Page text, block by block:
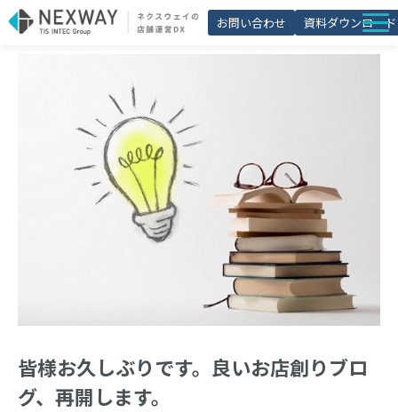
お問い合わせ 資料ダウンロード
ブログ
セミナー
よくあるご質問
お役立ち資料一覧
皆様お久しぶりです。良いお店創りブロ
グ、再開します。